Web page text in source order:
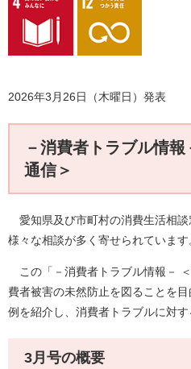
2026年3月26日（木曜日）発表
－消費者トラブル情
通信＞
愛知県及び市町村の消費生活相談
様々な相談が多く寄せられています
この「－消費者トラブル情報－
費者被害の未然防止を図ることを
例を紹介し、消費者トラブルに対す
3月号の概要